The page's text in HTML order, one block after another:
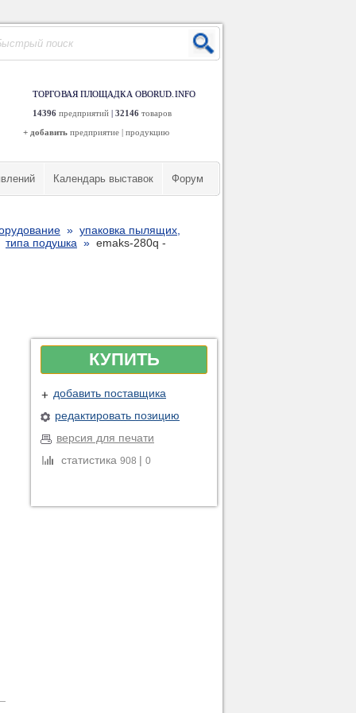
ТОРГОВАЯ ПЛОЩАДКА OBORUD.INFO
14396 предприятий | 32146 товаров
+ добавить предприятие | продукцию
Календарь выставок Форум
» упаковка пылящих,
типа подушка » emaks-280q -
КУПИТЬ
добавить поставщика
редактировать позицию
версия для печати
статистика 908 | 0